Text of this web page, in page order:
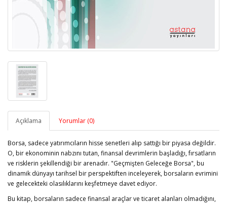
Açıklama Yorumlar (0)
Borsa, sadece yatırımcıların hisse senetleri alıp sattığı bir piyasa değildir.
O, bir ekonominin nabzını tutan, finansal devrimlerin başladığı, fırsatların
ve risklerin şekillendiği bir arenadır. "Geçmişten Geleceğe Borsa", bu
dinamik dünyayı tarihsel bir perspektiften inceleyerek, borsaların evrimini
ve gelecekteki olasılıklarını keşfetmeye davet ediyor.
Bu kitap, borsaların sadece finansal araçlar ve ticaret alanları olmadığını,